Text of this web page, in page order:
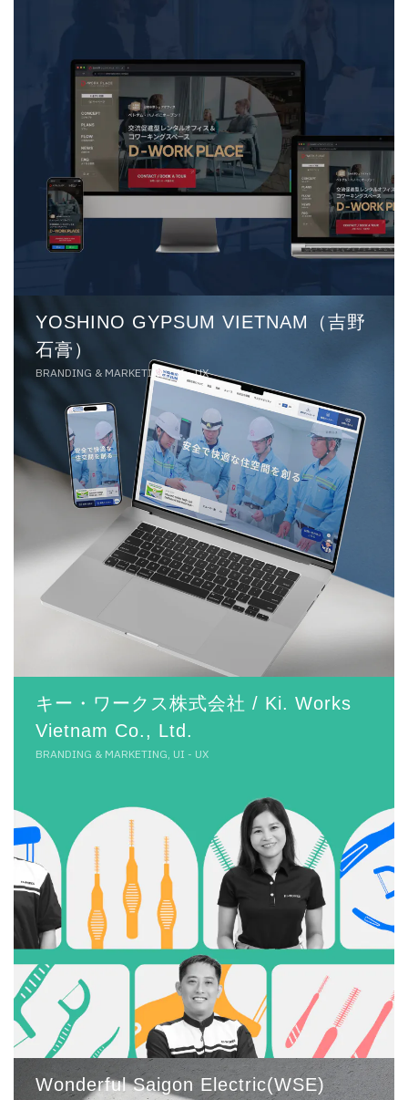
YOSHINO GYPSUM VIETNAM（吉野
石膏）
BRANDING & MARKETING, UI - UX
キー・ワークス株式会社 / Ki. Works
Vietnam Co., Ltd.
BRANDING & MARKETING, UI - UX
Wonderful Saigon Electric(WSE)